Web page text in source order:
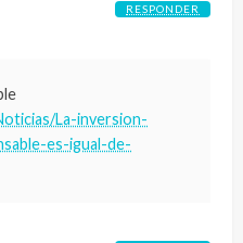
La-inversion-
es-igual-de-
RESPONDER